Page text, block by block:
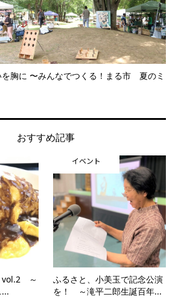
胸に 〜みんなでつくる！まる市 夏のミ
おすすめ記事
vol.2 ～
イベント
ふるさと、小美玉で記念公演
を！ ～滝平二郎生誕百年...